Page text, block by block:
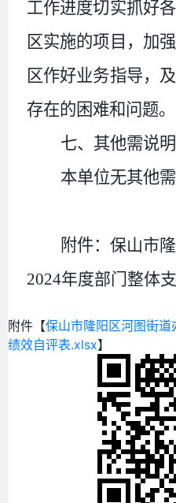
工作进度切实抓好
区实施的项目，加
区作好业务指导，
存在的困难和问题。
七、其他需说
本单位无其他
附件： 保山市
2024年度部门整体
附件【保山市隆阳区河图街
绩效自评表.xlsx】